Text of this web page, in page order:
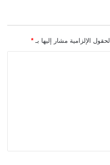
الحقول الإلزامية مشار إليها بـ *